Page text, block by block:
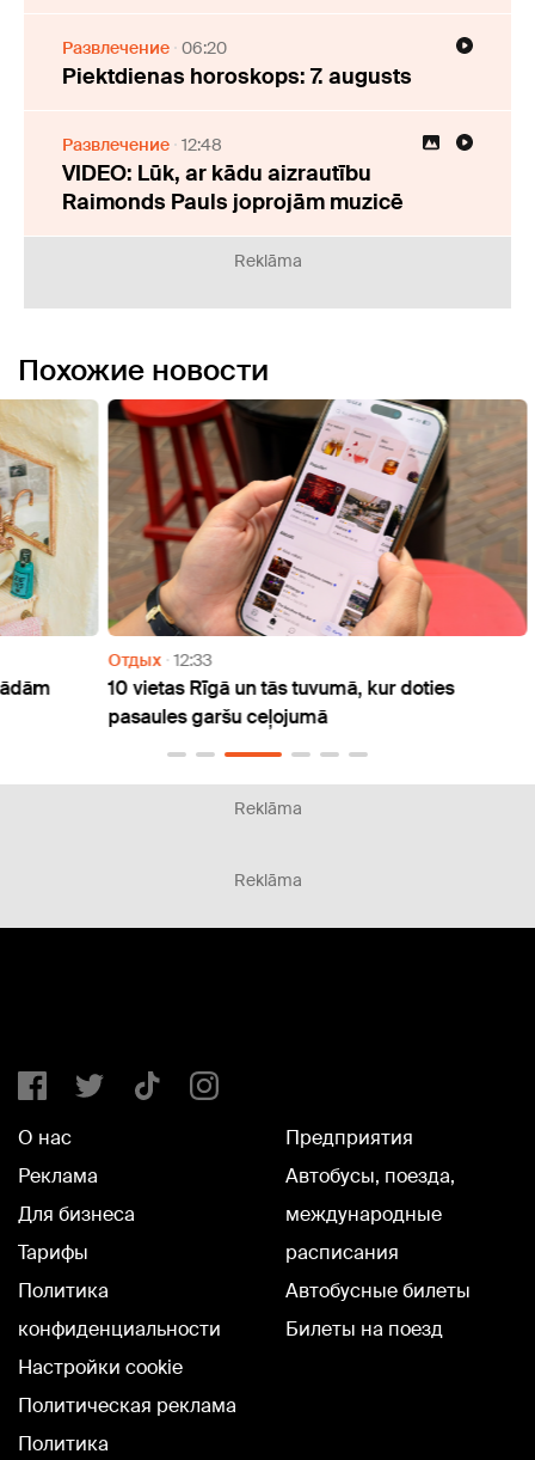
Развлечение 06:20
Piektdienas horoskops: 7. augusts
Развлечение 12:48
VIDEO: Lūk, ar kādu aizrautību
Raimonds Pauls joprojām muzicē
Reklāma
Похожие новости
Отдых 12:33
10 vietas Rīgā un tās tuvumā, kur doties
pasaules garšu ceļojumā
Reklāma
Reklāma
О нас
Реклама
Для бизнеса
Тарифы
Политика
конфиденциальности
Настройки cookie
Политическая реклама
Политика
Предприятия
Автобусы, поезда,
международные
расписания
Автобусные билеты
Билеты на поезд